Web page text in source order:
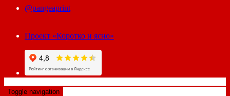
@pangeaprint
Проект «Коротко и ясно»
Toggle navigation